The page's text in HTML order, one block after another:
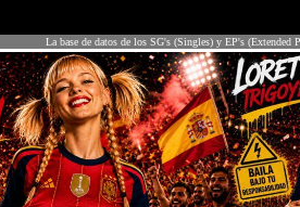
La base de datos de los SG's (Singles) y EP's (Extended